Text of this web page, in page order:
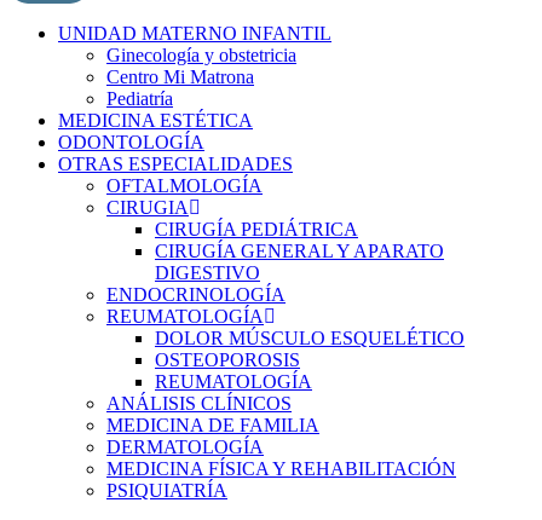
UNIDAD MATERNO INFANTIL
Ginecología y obstetricia
Centro Mi Matrona
Pediatría
MEDICINA ESTÉTICA
ODONTOLOGÍA
OTRAS ESPECIALIDADES
OFTALMOLOGÍA
CIRUGIA
CIRUGÍA PEDIÁTRICA
CIRUGÍA GENERAL Y APARATO
DIGESTIVO
ENDOCRINOLOGÍA
REUMATOLOGÍA
DOLOR MÚSCULO ESQUELÉTICO
OSTEOPOROSIS
REUMATOLOGÍA
ANÁLISIS CLÍNICOS
MEDICINA DE FAMILIA
DERMATOLOGÍA
MEDICINA FÍSICA Y REHABILITACIÓN
PSIQUIATRÍA